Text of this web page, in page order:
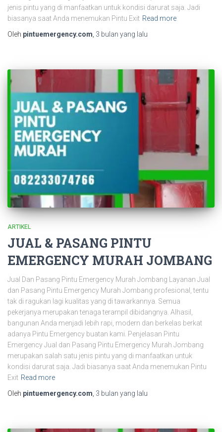
jenis pintu yang di manfaatkan untuk kondisi darurat saja. Jadi
biasanya saat Anda menemukan Pintu Exit Read more
Oleh pintuemergency.com, 3 bulan yang lalu
ARTIKEL
JUAL & PASANG PINTU
EMERGENCY MURAH JOMBANG
Jual Dan Pasang Pintu Emergency Murah Jombang Layanan Jual
dan Pasang Pintu Emergency Murah Jombang profesional, tentu
tak di ragukan lagi kualitas yang di tawarkannya. Semua
pekerjanya merupakan tenaga terampil dibidangnya. Alhasil,
bangunan Anda menjadi lebih rapi, modern dan berkelas berkat
adanya Pintu Emergency buatan kami. Penjelasan Pintu
Emergency Jual dan Pasang Pintu Emergency Murah Jombang
merupakan salah satu jenis pintu yang di manfaatkan untuk
kondisi darurat saja. Jadi biasanya saat Anda menemukan Pintu
Exit Read more
Oleh pintuemergency.com 3 bulan yang lalu